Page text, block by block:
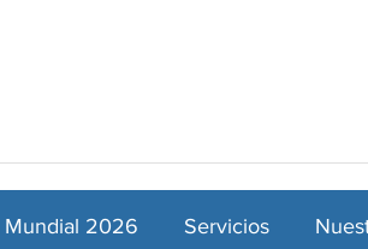
Mundial 2026 Servicios